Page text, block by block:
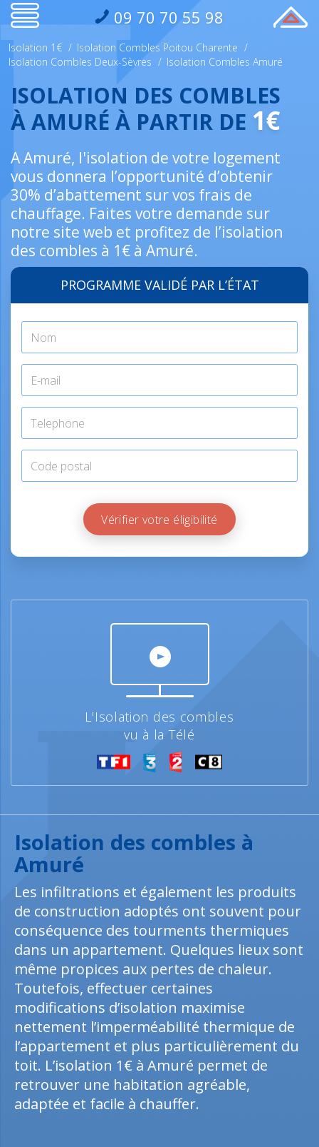
09 70 70 55 98
Isolation 1€ / Isolation Combles Poitou Charente /
Isolation Combles Deux-Sèvres / Isolation Combles Amuré
ISOLATION DES COMBLES
À AMURÉ À PARTIR DE 1€
A Amuré, l'isolation de votre logement
vous donnera l’opportunité d’obtenir
30% d’abattement sur vos frais de
chauffage. Faites votre demande sur
notre site web et profitez de l’isolation
des combles à 1€ à Amuré.
PROGRAMME VALIDÉ PAR L’ÉTAT
Vérifier votre éligibilité
L'Isolation des combles
vu à la Télé
Isolation des combles à
Amuré
Les infiltrations et également les produits
de construction adoptés ont souvent pour
conséquence des tourments thermiques
dans un appartement. Quelques lieux sont
même propices aux pertes de chaleur.
Toutefois, effectuer certaines
modifications d’isolation maximise
nettement l’imperméabilité thermique de
l’appartement et plus particulièrement du
toit. L’isolation 1€ à Amuré permet de
retrouver une habitation agréable,
adaptée et facile à chauffer.